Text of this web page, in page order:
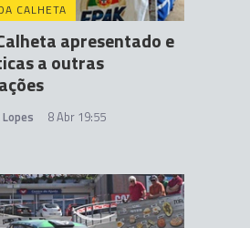
CALHETA
apresentado e
a outras
8 Abr 19:55